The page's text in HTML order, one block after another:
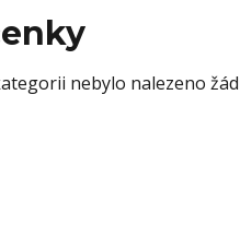
nebylo nalezeno